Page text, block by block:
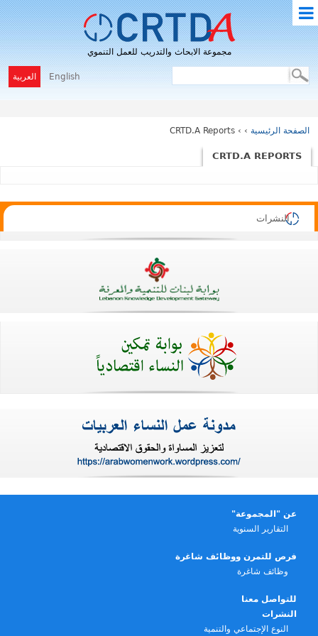
مجموعة الابحاث والتدريب للعمل التنموي
العربية English
M
E
N
الصفحة الرئيسية ›
› CRTD.A Reports
CRTD.A REPORTS
النشرات
عن "المجموعة"
التقارير السنوية
فرص للتمرن ووظائف شاغرة
وظائف شاغرة
للتواصل معنا
النشرات
النوع الإجتماعي والتنمية